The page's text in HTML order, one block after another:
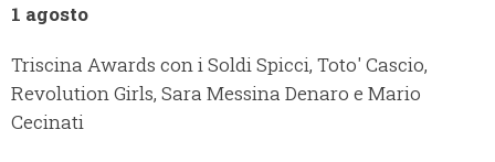
1 agosto
Triscina Awards con i Soldi Spicci, Toto' Cascio,
Revolution Girls, Sara Messina Denaro e Mario
Cecinati